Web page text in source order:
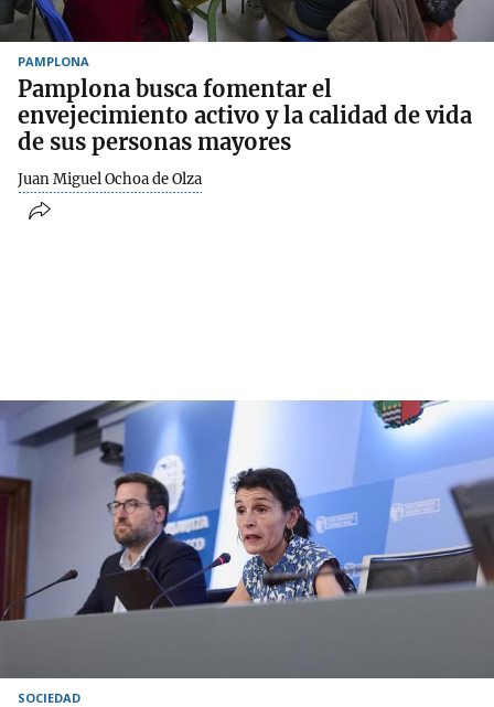
PAMPLONA
Pamplona busca fomentar el
envejecimiento activo y la calidad de vida
de sus personas mayores
Juan Miguel Ochoa de Olza
SOCIEDAD